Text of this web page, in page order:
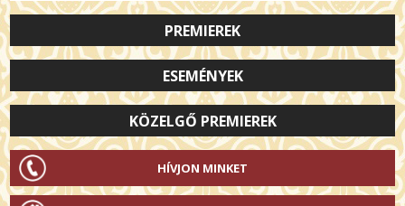
PREMIEREK
ESEMÉNYEK
KÖZELGŐ PREMIEREK
HÍVJON MINKET